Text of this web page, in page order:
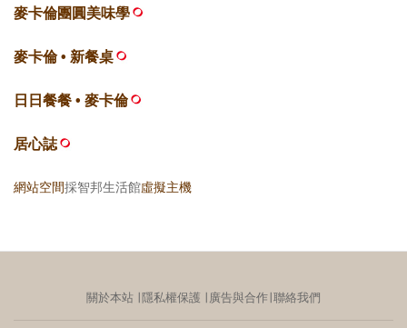
麥卡倫團圓美味學
麥卡倫 • 新餐桌
日日餐餐 • 麥卡倫
居心誌
網站空間採智邦生活館虛擬主機
關於本站 ∣隱私權保護 ∣ 廣告與合作∣聯絡我們